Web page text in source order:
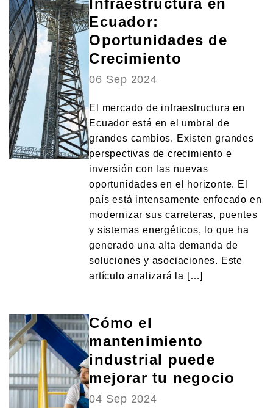
Infraestructura en
Ecuador:
Oportunidades de
Crecimiento
06 Sep 2024
El mercado de infraestructura en
Ecuador está en el umbral de
grandes cambios. Existen grandes
perspectivas de crecimiento e
inversión con las nuevas
oportunidades en el horizonte. El
país está intensamente enfocado en
modernizar sus carreteras, puentes
y sistemas energéticos, lo que ha
generado una alta demanda de
soluciones y asociaciones. Este
artículo analizará la […]
Cómo el
mantenimiento
industrial puede
mejorar tu negocio
04 Sep 2024